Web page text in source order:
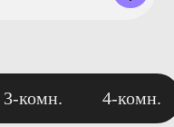
3-комн. 4-комн.